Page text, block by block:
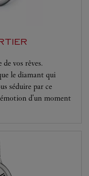
vos rêves.
le diamant qui
séduire par ce
d'un moment